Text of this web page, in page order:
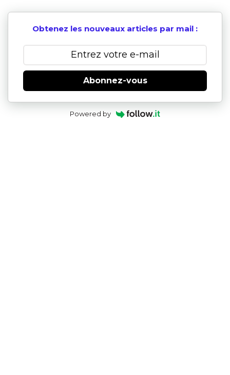
Obtenez les nouveaux articles par mail :
Abonnez-vous
Powered by